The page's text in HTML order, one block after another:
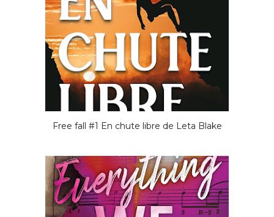
Free fall #1 En chute libre de Leta Blake